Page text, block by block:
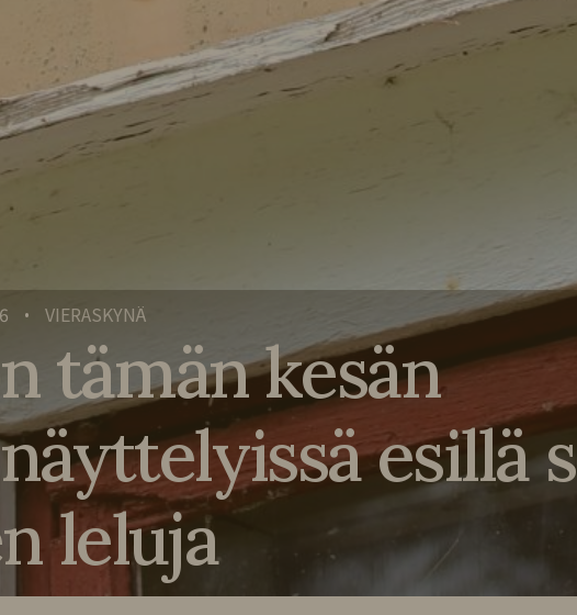
• VIERASKYNÄ
tämän kesän
esillä
leluja